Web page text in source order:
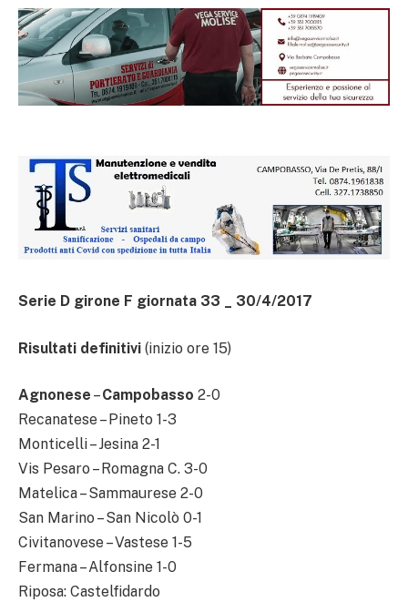
Serie D girone F giornata 33 _ 30/4/2017
Risultati definitivi (inizio ore 15)
Agnonese –Campobasso 2-0
Recanatese – Pineto 1-3
Monticelli – Jesina 2-1
Vis Pesaro – Romagna C. 3-0
Matelica – Sammaurese 2-0
San Marino – San Nicolò 0-1
Civitanovese – Vastese 1-5
Fermana – Alfonsine 1-0
Riposa: Castelfidardo